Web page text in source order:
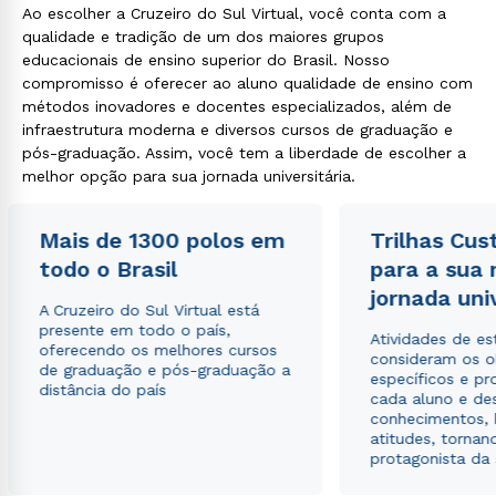
Ao escolher a Cruzeiro do Sul Virtual, você conta com a
qualidade e tradição de um dos maiores grupos
educacionais de ensino superior do Brasil. Nosso
compromisso é oferecer ao aluno qualidade de ensino com
métodos inovadores e docentes especializados, além de
infraestrutura moderna e diversos cursos de graduação e
pós-graduação. Assim, você tem a liberdade de escolher a
melhor opção para sua jornada universitária.
Mais de 1300 polos em
todo o Brasil
A Cruzeiro do Sul Virtual está
presente em todo o país,
oferecendo os melhores cursos
de graduação e pós-graduação a
distância do país
Trilhas
para a sua
jornada
Atividades de
consideram os
específicos e
cada aluno e
conhecimentos,
atitudes,
protagonista da
Rápido e fácil
WhatsApp
ou
Política de Privacidade.e
autorizo que meus dados sejam utilizados para o
envio de conteúdos da Cruzeiro do Sul.